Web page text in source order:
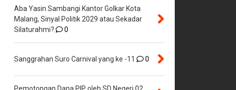
Aba Yasin Sambangi Kantor Golkar Kota
Malang, Sinyal Politik 2029 atau Sekadar
Silaturahmi?
0
Sanggrahan Suro Carnival yang ke -11 0